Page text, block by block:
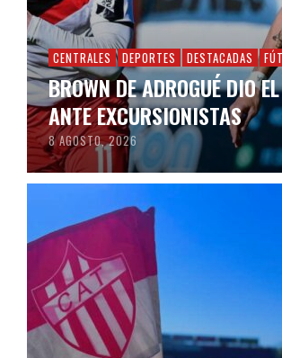
CENTRALES DEPORTES DESTACADAS
BROWN DE ADROGUÉ DIO
ANTE EXCURSIONISTAS
8 AGOSTO, 2026